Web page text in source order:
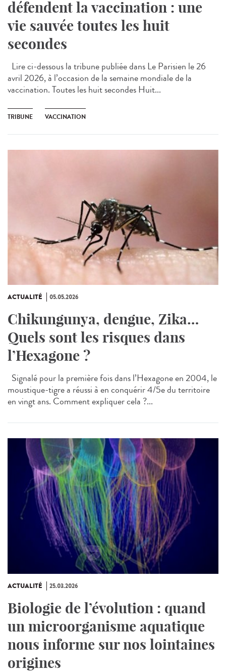
défendent la vaccination : une
vie sauvée toutes les huit
secondes
Lire ci-dessous la tribune publiée dans Le Parisien le 26
avril 2026, à l’occasion de la semaine mondiale de la
vaccination. Toutes les huit secondes Huit...
TRIBUNE VACCINATION
ACTUALITÉ 05.05.2026
Chikungunya, dengue, Zika…
Quels sont les risques dans
l’Hexagone ?
Signalé pour la première fois dans l’Hexagone en 2004, le
moustique-tigre a réussi à en conquérir 4/5e du territoire
en vingt ans. Comment expliquer cela ?...
ACTUALITÉ 25.03.2026
Biologie de l’évolution : quand
un microorganisme aquatique
nous informe sur nos lointaines
origines